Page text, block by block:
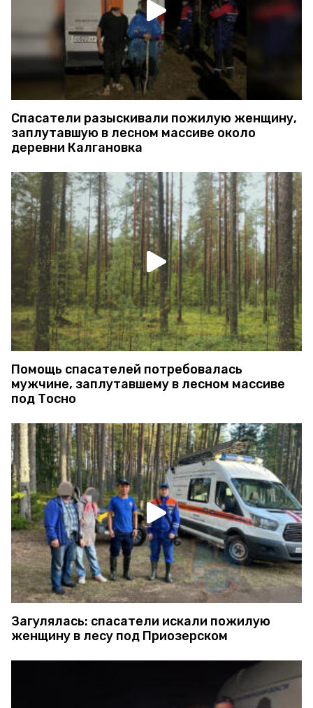
Спасатели разыскивали пожилую женщину,
заплутавшую в лесном массиве около
деревни Калгановка
Помощь спасателей потребовалась
мужчине, заплутавшему в лесном массиве
под Тосно
Загулялась: спасатели искали пожилую
женщину в лесу под Приозерском